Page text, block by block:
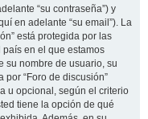
“su contraseña”) y
en adelante “su email”). La
está protegida por las
en el que estamos
su nombre de usuario, su
“Foro de discusión”
u opcional, según el criterio
tiene la opción de qué